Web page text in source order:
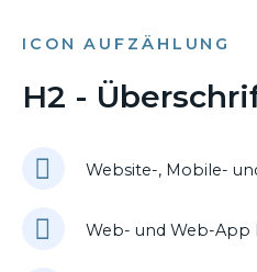
ICON AUFZÄHLUNG
H2 -
Website-, Mobile-
Web- und Web-App